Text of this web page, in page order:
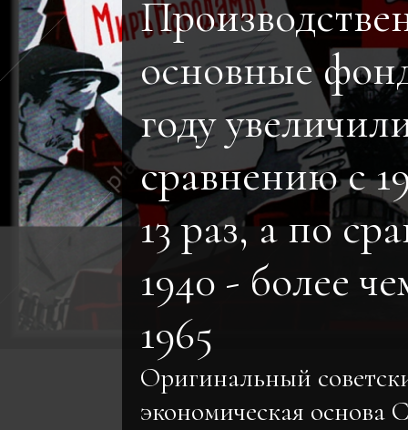
основные
году
сравнению с
13 раз, а по
1940 - более
1965
Оригинальный
экономическая